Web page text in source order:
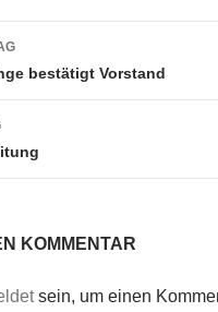
bestätigt Vorstand
KOMMENTAR
sein, um einen